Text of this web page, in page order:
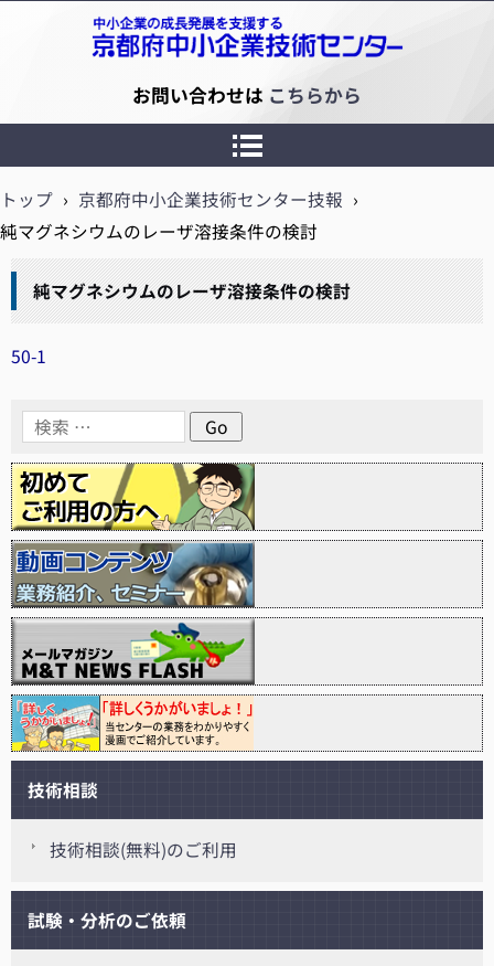
京都府中小企業技術センター
お問い合わせは こちらから
トップ › 京都府中小企業技術センター技報 ›
純マグネシウムのレーザ溶接条件の検討
純マグネシウムのレーザ溶接条件の検討
50-1
技術相談
技術相談(無料)のご利用
試験・分析のご依頼